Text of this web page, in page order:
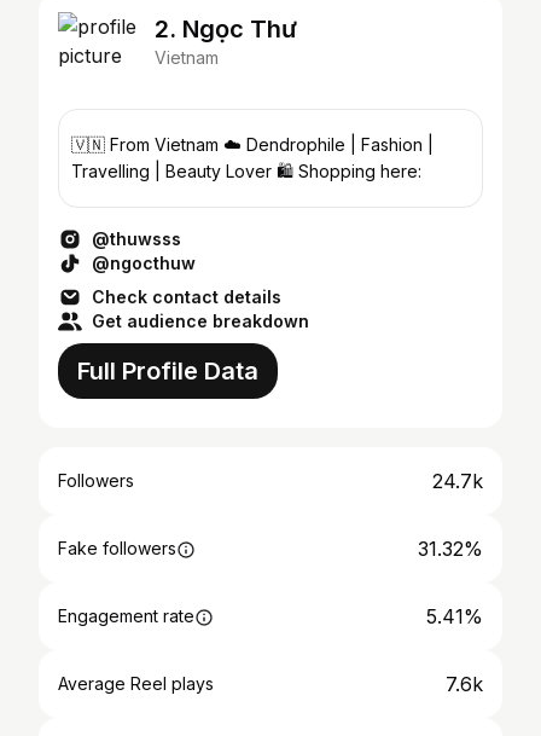
2. Ngọc Thư
Vietnam
🇻🇳 From Vietnam ☁️ Dendrophile | Fashion |
Travelling | Beauty Lover 🛍️ Shopping here:
@thuwsss
@ngocthuw
Check contact details
Get audience breakdown
Full Profile Data
Followers 24.7k
Fake followers 31.32%
Engagement rate 5.41%
Average Reel plays 7.6k